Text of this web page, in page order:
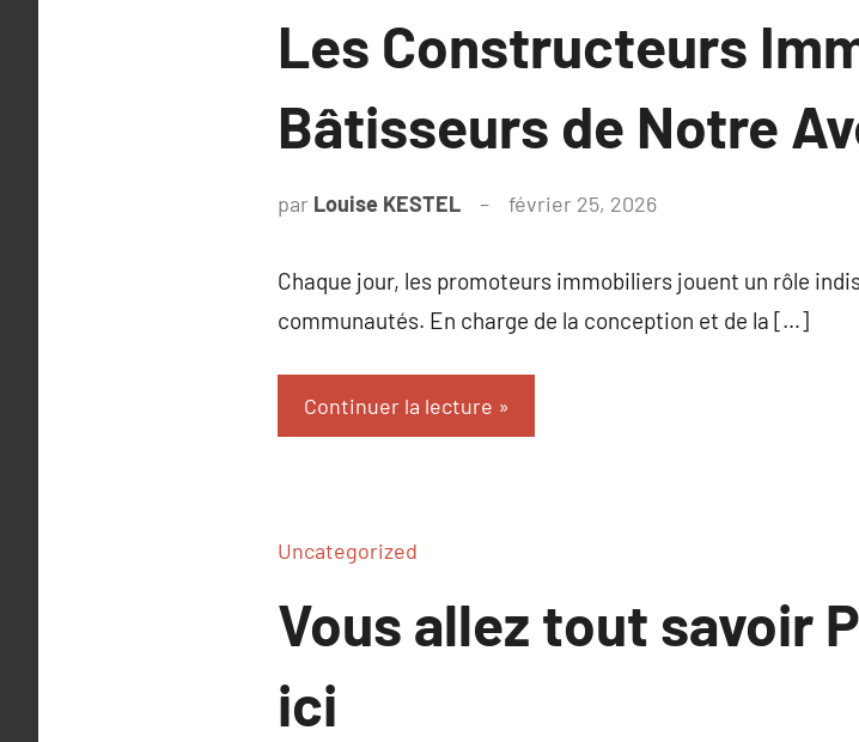
Les Constructeurs
Bâtisseurs de Notre
par Louise KESTEL février 25, 2026
Chaque jour, les promoteurs immobiliers jouent un rôle
communautés. En charge de la conception et de la […]
Continuer la lecture
Uncategorized
Vous allez tout savoir
ici